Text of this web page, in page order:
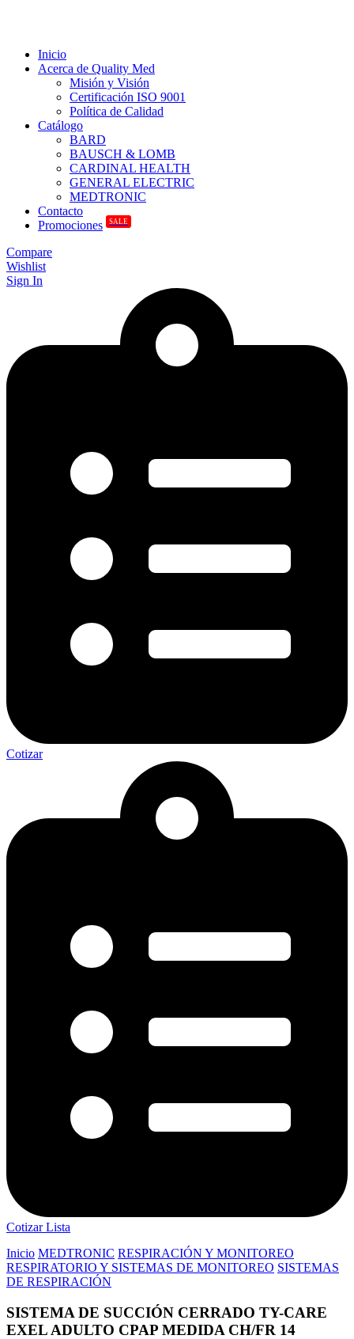
Inicio
Acerca de Quality Med
Misión y Visión
Certificación ISO 9001
Política de Calidad
Catálogo
BARD
BAUSCH & LOMB
CARDINAL HEALTH
GENERAL ELECTRIC
MEDTRONIC
Contacto
Promociones
SALE
Compare
Wishlist
Sign In
Cotizar
Cotizar Lista
Inicio MEDTRONIC RESPIRACIÓN Y MONITOREO
RESPIRATORIO Y SISTEMAS DE MONITOREO SISTEMAS
DE RESPIRACIÓN
SISTEMA DE SUCCIÓN CERRADO TY-CARE
EXEL ADULTO CPAP MEDIDA CH/FR 14